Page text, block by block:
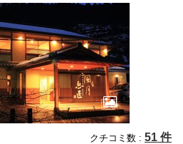
クチコミ数 : 51 件